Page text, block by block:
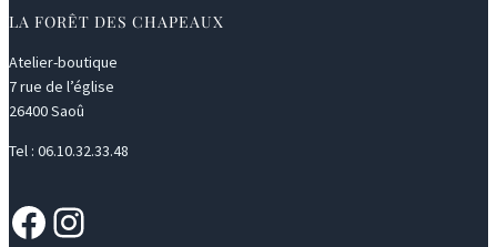
LA FORÊT DES CHAPEAUX
Atelier-boutique
7 rue de l’église
26400 Saoû
Tel : 06.10.32.33.48
Facebook Instagram